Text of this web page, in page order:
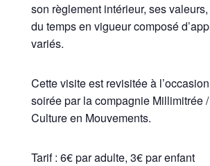
son règlement intérieur, ses
du temps en vigueur composé
variés.
Cette visite est revisitée à
soirée par la compagnie Millimitrée
Culture en Mouvements.
Tarif : 6€ par adulte, 3€ par enfant